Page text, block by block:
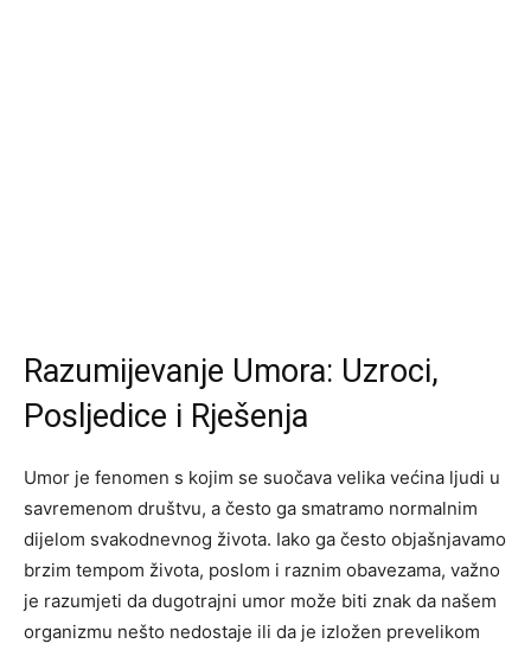
Razumijevanje Umora: Uzroci,
Posljedice i Rješenja
Umor je fenomen s kojim se suočava velika većina ljudi u
savremenom društvu, a često ga smatramo normalnim
dijelom svakodnevnog života. Iako ga često objašnjavamo
brzim tempom života, poslom i raznim obavezama, važno
je razumjeti da dugotrajni umor može biti znak da našem
organizmu nešto nedostaje ili da je izložen prevelikom